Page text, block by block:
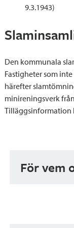
9.3.1943)
Den kommunala
Fastigheter som
härefter
minireningsverk
Tilläggsinformation
För vem